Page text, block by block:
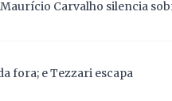
Carvalho silencia
fora; e Tezzari escapa